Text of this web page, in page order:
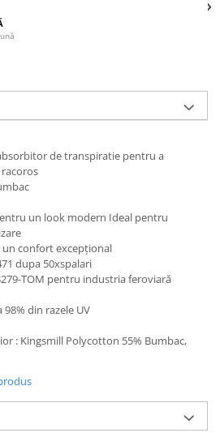
de transpiratie pentru a
un look modern Ideal pentru
confort excepțional
dupa 50xspalari
TOM pentru industria feroviară
98% din razele UV
: Kingsmill Polycotton 55% Bumbac,